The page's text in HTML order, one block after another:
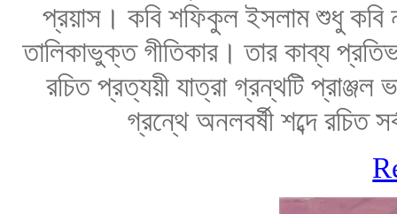
প্রয়াস। কবি শফিকুল ইসলাম শুধু কবি
তালিকাভুক্ত গীতিকার। তার কাব্য
রচিত প্রত্যয়ী যাত্রা গ্রন্থটি
গ্রন্থে অনলবর্ষী শব্দে রচিত